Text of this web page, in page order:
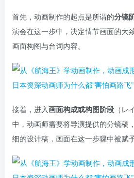
首先，动画制作的起点是所谓的分镜
演会在这一步中，决定情节画面的大
画面构图与台词内容。
接着，进入画面构成或构图阶段 （
中，动画师需要将导演提供的分镜稿
细的设计稿，画面在这一步骤中被赋